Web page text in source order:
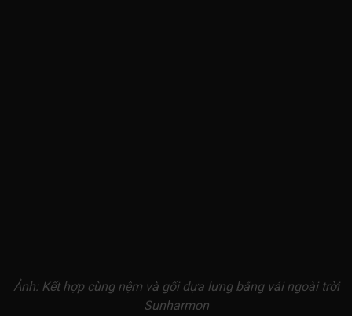
Ảnh: Kết hợp cùng nệm và gối dựa lưng bằng vải ngoài trời
Sunharmon